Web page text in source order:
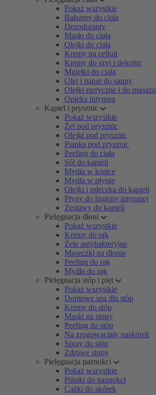
Pokaż wszystkie
Balsamy do ciała
Dezodoranty
Masło do ciała
Olejki do ciała
Kremy na celluit
Kremy do szyi i dekoltu
Mgiełki do ciała
Olej i napar do sauny
Olejki eteryczne i do masażu
Opieka intymna
Kąpiel i prysznic
Pokaż wszystkie
Żel pod prysznic
Olejki pod prysznic
Pianka pod prysznic
Peeling do ciała
Sól do kąpieli
Mydła w kostce
Mydła w płynie
Olejki i mleczka do kąpieli
Płyny do higieny intymnej
Zestawy do kąpieli
Pielęgnacja dłoni
Pokaż wszystkie
Kremy do rąk
Żele antybakteryjne
Maseczki na dłonie
Peeling do rąk
Mydła do rąk
Pielęgnacja stóp i pięt
Pokaż wszystkie
Domowe spa dla stóp
Kremy do stóp
Maski na stopy
Peeling do stóp
Na zrogowaciały naskórek
Spray do stóp
Zdrowe stopy
Pielęgnacja paznokci
Pokaż wszystkie
Pilniki do paznokci
Cążki do skórek